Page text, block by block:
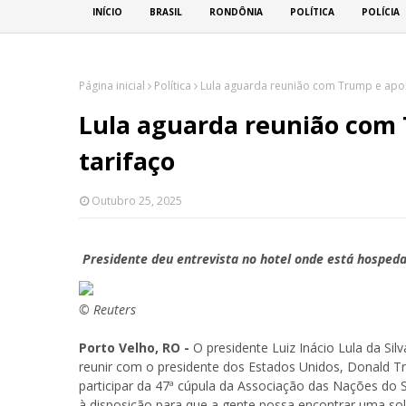
INÍCIO BRASIL RONDÔNIA POLÍTICA POLÍCIA
Página inicial Política Lula aguarda reunião com Trump e
Lula aguarda reunião
tarifaço
Outubro 25, 2025
Presidente deu entrevista no hotel onde está
© Reuters
Porto Velho, RO - O presidente Luiz Inácio Lula da
reunir com o presidente dos Estados Unidos, Donald
participar da 47ª cúpula da Associação das Nações do